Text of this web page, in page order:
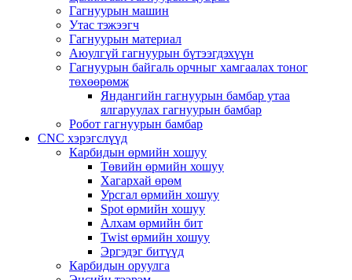
Гагнуурын машин
Утас тэжээгч
Гагнуурын материал
Аюулгүй гагнуурын бүтээгдэхүүн
Гагнуурын байгаль орчныг хамгаалах тоног
төхөөрөмж
Яндангийн гагнуурын бамбар утаа
ялгаруулах гагнуурын бамбар
Робот гагнуурын бамбар
CNC хэрэгслүүд
Карбидын өрмийн хошуу
Төвийн өрмийн хошуу
Хагархай өрөм
Урсгал өрмийн хошуу
Spot өрмийн хошуу
Алхам өрмийн бит
Twist өрмийн хошуу
Эргэдэг битүүд
Карбидын оруулга